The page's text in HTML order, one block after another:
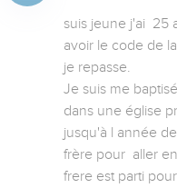
suis jeune j'ai  25
avoir le code de
je repasse.
Je suis me
dans une église
jusqu'à l année
frère pour  aller
frere est parti